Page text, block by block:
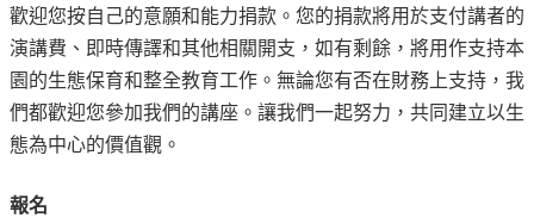
歡迎您按自己的意願和能力捐款。您的捐款將用於支付講者的
演講費、即時傳譯和其他相關開支，如有剩餘，將用作支持本
園的生態保育和整全教育工作。無論您有否在財務上支持，我
們都歡迎您參加我們的講座。讓我們一起努力，共同建立以生
態為中心的價值觀。
報名